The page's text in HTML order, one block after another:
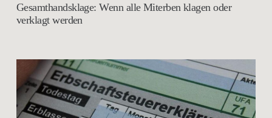
Gesamthandsklage: Wenn alle Miterben klagen oder
verklagt werden